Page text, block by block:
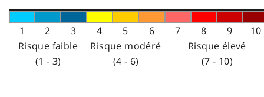
1 2 3 4 5 6 7 8 9
10
Risque faible
(1 - 3)
Risque modéré
(4 - 6)
Risque élevé
(7 - 10)